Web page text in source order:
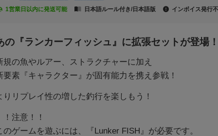
1営業日以内に発送可能 日本語ルール付き/日本語版 インボイス発行
の『ランカーフィッシュ』に拡張セットが登場！
規の魚やルアー、ストラクチャーに加え
要素『キャラクター』が固有能力を携え参戦！
りリプレイ性の増した釣行を楽しもう！
！注意！！
のゲームを遊ぶには、『Lunker FISH』が必要です。